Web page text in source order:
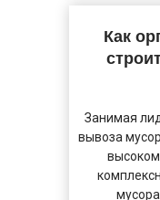
Как
Занимая
вывоза